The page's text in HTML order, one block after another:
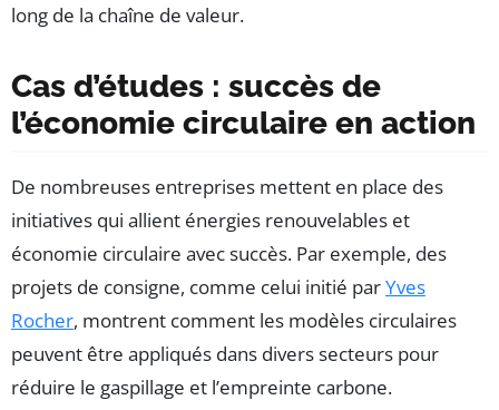
long de la chaîne de valeur.
Cas d’études : succès de
l’économie circulaire en action
De nombreuses entreprises mettent en place des
initiatives qui allient énergies renouvelables et
économie circulaire avec succès. Par exemple, des
projets de consigne, comme celui initié parYves
Rocher, montrent comment les modèles circulaires
peuvent être appliqués dans divers secteurs pour
réduire le gaspillage et l’empreinte carbone.